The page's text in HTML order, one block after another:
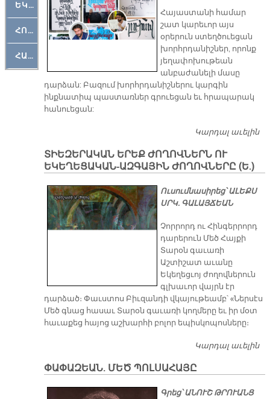
ԵԿԵՂԵՑԱԿԱՆ
ՀՈԳԵՄՏԱՒՈՐ
ՀԱՐԹԱԿ
Հայաստանի համար
շատ կարեւոր այս
օրերուն ստեղծուեցան
խորհրդանիշներ, որոնք
յեղափոխութեան
անբաժանելի մասը
դարձան: Բազում խորհրդանիշներու կարգին
ինքնատիպ պաստառներ գրուեցան եւ հրապարակ
հանուեցան:
Կարդալ աւելին
ՏԻԵԶԵՐԱԿԱՆ ԵՐԵՔ ԺՈՂՈՎՆԵՐՆ ՈՒ
ԵԿԵՂԵՑԱԿԱՆ-ԱԶԳԱՅԻՆ ԺՈՂՈՎՆԵՐԸ (Ե.)
Ուսումնասիրեց՝ Ա­ԼԵՔՍ
ՍՐԿ. ԳԱ­ԼԱՅ­ՃԵԱՆ
Չորրորդ ու Հինգերրորդ
դարերուն Մեծ Հայքի
Տարօն գաւառի
Աշտիշատ աւանը
Եկեղեցւոյ ժողովներուն
գլխաւոր վայրն էր
դարձած։ Փաւստոս Բիւզանդի վկայութեամբ՝ «Ներսէս
Մեծ գնաց հասաւ Տարօն գաւառի կողմերը եւ իր մօտ
հաւաքեց հայոց աշխարհի բոլոր եպիսկոպոսները։
Կարդալ աւելին
ՓԱՓԱԶԵԱՆ. ՄԵԾ ՊՈԼՍԱՀԱՅԸ
Գրեց՝ ԱՆՈՒՇ ԹՐՈՒԱՆՑ